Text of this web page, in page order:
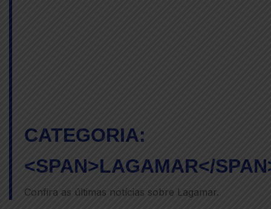
CATEGORIA:
<SPAN>LAGAMAR</
Confira as últimas notícias sobre Lagamar.